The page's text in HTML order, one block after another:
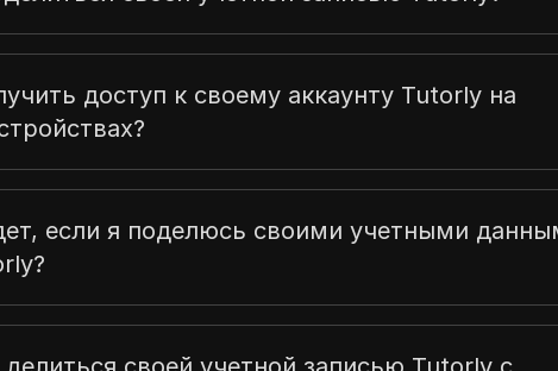
доступ к своему аккаунту Tutorly на
если я поделюсь своими учетными